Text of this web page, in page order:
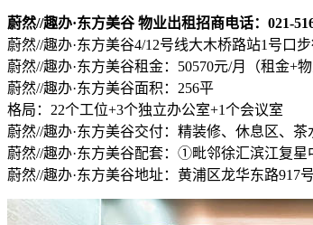
蔚然//趣办·东方美谷 物业出租招商电话：021-
蔚然//趣办·东方美谷4/12号线大木桥路站1号口步
蔚然//趣办·东方美谷租金：50570元/月（租金+物
蔚然//趣办·东方美谷面积：256平
格局：22个工位+3个独立办公室+1个会议室
蔚然//趣办·东方美谷交付：精装修、休息区、茶
蔚然//趣办·东方美谷配套：①毗邻徐汇滨江复
蔚然//趣办·东方美谷地址：黄浦区龙华东路917号